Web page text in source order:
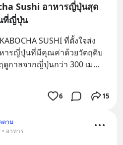
Sushi อาหารญี่ปุ่นสุด
ที่ญี่ปุ่น
SUSHI ที่ตั้งใจส่ง
ารญี่ปุ่นที่มีคุณค่าด้วยวัตถุดิบ
กาลจากญี่ปุ่นกว่า 300 เม
6 15
ตาม
• อาหาร